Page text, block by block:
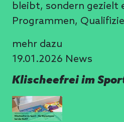
bleibt, sondern gezielt
Programmen,
mehr dazu
19.01.2026 News
Klischeefrei im